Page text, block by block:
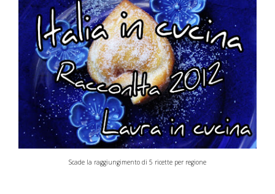
Scade la raggiungimento di 5 ricette per regione